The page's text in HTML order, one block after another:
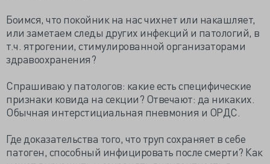
Боимся, что покойник на нас чихнет или накашляет,
или заметаем следы других инфекций и патологий, в
т.ч. ятрогении, стимулированной организаторами
здравоохранения?
Спрашиваю у патологов: какие есть специфические
признаки ковида на секции? Отвечают: да никаких.
Обычная интерстициальная пневмония и ОРДС.
Где доказательства того, что труп сохраняет в себе
патоген, способный инфицировать после смерти? Как